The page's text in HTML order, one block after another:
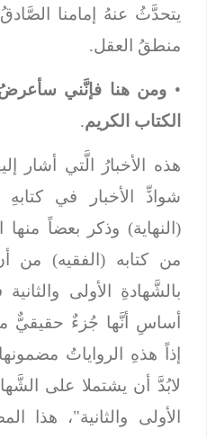
يتحدَّثُ عنهُ إمامنا
منطقُ العقل.
• ومن هنا فإنَّني سأعرضُ
الكتاب الكريم.
هذه الأخبارُ الَّتي أشار
شواذِّ الأخبار في
(النهاية) وذكر بعضاً
من كتابه (الفقيه) من
بالشَّهادةِ الأولى
أساسِ أنَّها جُزءٌ حقيقيٌّ من
إذاً هذهِ الرواياتُ
لابُدَّ أن يشتملا على
الأولى والثانية"، هذا